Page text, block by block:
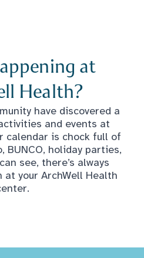
at
Health?
have discovered a
and events at
calendar is chock full of
BUNCO, holiday parties,
see, there’s always
at your ArchWell Health